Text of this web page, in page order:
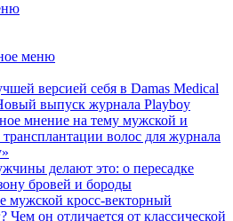
меню
версией себя в Damas Medical
выпуск журнала Playboy
мнение на тему мужской и
волос для журнала
делают это: о пересадке
бровей и бороды
мужской кросс-векторный
Чем он отличается от классической